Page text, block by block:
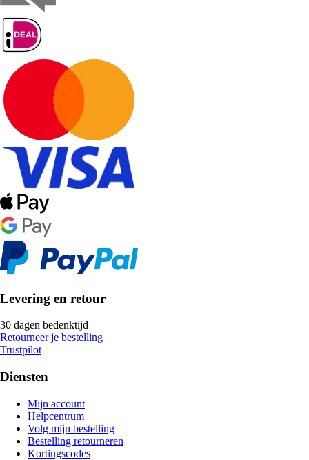
Levering en retour
30 dagen bedenktijd
Retourneer je bestelling
Trustpilot
Diensten
Mijn account
Helpcentrum
Volg mijn bestelling
Bestelling retourneren
Kortingscodes